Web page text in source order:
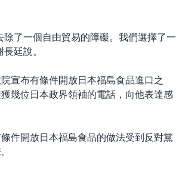
除了一個自由貿易的障礙。我們選擇了一
廷說。
宣布有條件開放日本福島食品進口之
幾位日本政界領袖的電話，向他表達感
件開放日本福島食品的做法受到反對黨